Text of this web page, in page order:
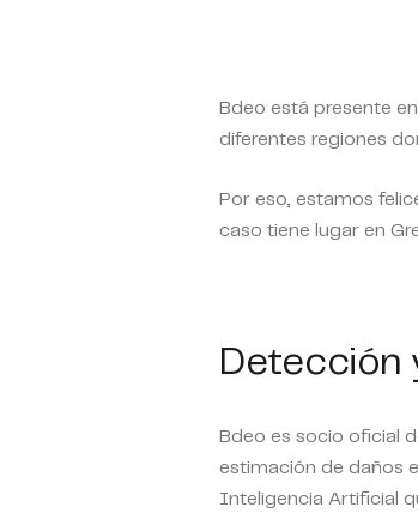
Bdeo está presente
diferentes regiones
Por eso, estamos
caso tiene lugar en
Detección
Bdeo es socio oficial
estimación de daños
Inteligencia Artificial